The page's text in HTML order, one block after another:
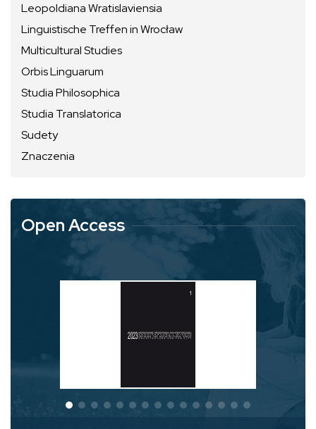
Leopoldiana Wratislaviensia
Linguistische Treffen in Wrocław
Multicultural Studies
Orbis Linguarum
Studia Philosophica
Studia Translatorica
Sudety
Znaczenia
Open Access